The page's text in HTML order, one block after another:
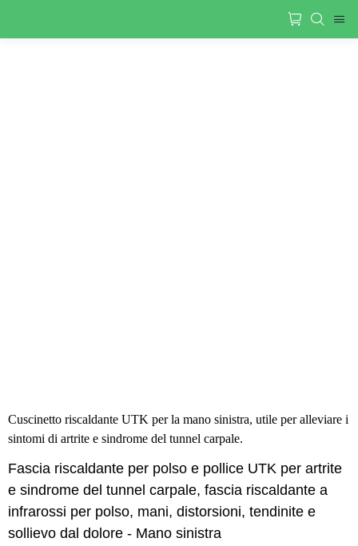
Cuscinetto riscaldante UTK per la mano sinistra, utile per alleviare i
sintomi di artrite e sindrome del tunnel carpale.
Fascia riscaldante per polso e pollice UTK per artrite
e sindrome del tunnel carpale, fascia riscaldante a
infrarossi per polso, mani, distorsioni, tendinite e
sollievo dal dolore - Mano sinistra